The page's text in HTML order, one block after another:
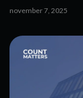
november 7, 2025